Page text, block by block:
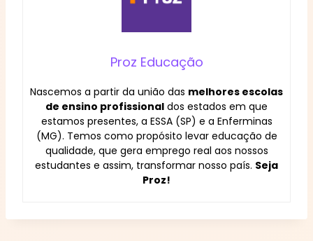
Proz Educação
Nascemos a partir da união das melhores escolas
de ensino profissional dos estados em que
estamos presentes, a ESSA (SP) e a Enferminas
(MG). Temos como propósito levar educação de
qualidade, que gera emprego real aos nossos
estudantes e assim, transformar nosso país. Seja
Proz!